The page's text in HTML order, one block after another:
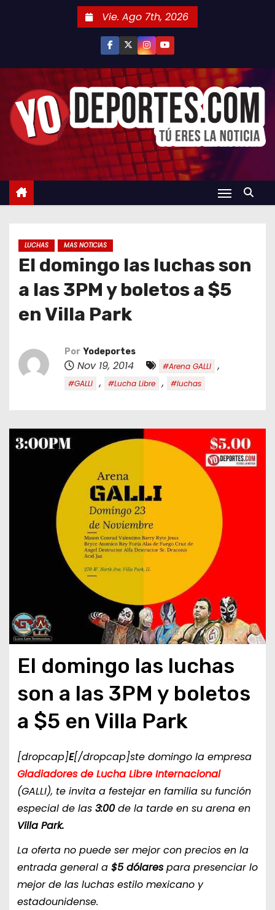
n
Vie. Ago 7th, 2026
LUCHAS MAS NOTICIAS
El domingo las luchas son
a las 3PM y boletos a $5
en Villa Park
Por Yodeportes
Nov 19, 2014 #Arena GALLI ,
#GALLI , #Lucha Libre , #luchas
El domingo las luchas
son a las 3PM y boletos
a $5 en Villa Park
[dropcap]E[/dropcap]ste domingo la empresa
Gladiadores de Lucha Libre Internacional
(GALLI), te invita a festejar en familia su función
especial de las 3:00de la tarde en su arena en
Villa Park.
La oferta no puede ser mejor con precios en la
entrada general a $5 dólarespara presenciar lo
mejor de las luchas estilo mexicano y
estadounidense.